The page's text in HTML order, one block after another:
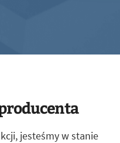
jesteśmy w stanie